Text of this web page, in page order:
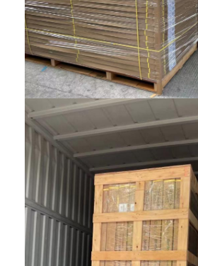
টাওয়ার স্ক্রিন কিওস্কে
ডিজিটাল সাইনেজ
ডিজিটাল বিজ্ঞাপন মনিটর
পোর্টেবল স্মার্ট স্ক্রিন